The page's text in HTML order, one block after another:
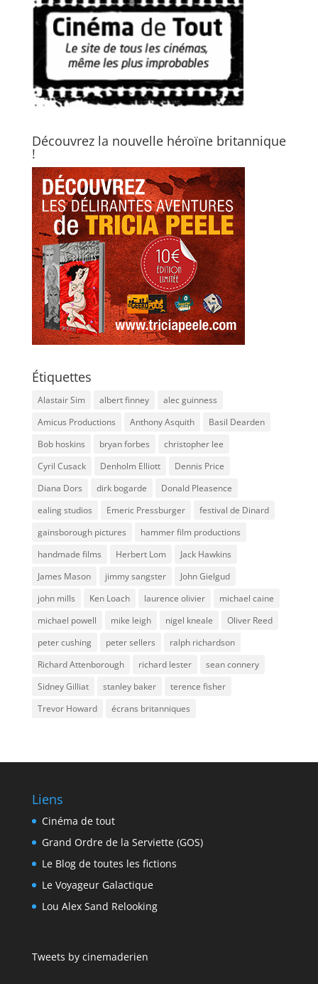
Découvrez la nouvelle héroïne britannique
!
Étiquettes
Alastair Sim albert finney
alec guinness
Amicus Productions
Anthony Asquith
Basil Dearden
Bob hoskins
bryan forbes
christopher lee
Cyril Cusack
Denholm Elliott
Dennis Price
Diana Dors
dirk bogarde
Donald Pleasence
ealing studios
Emeric Pressburger
festival de Dinard
gainsborough pictures
hammer film productions
handmade films
Herbert Lom
Jack Hawkins
James Mason
jimmy sangster
John Gielgud
john mills
Ken Loach laurence olivier
michael caine
michael powell
mike leigh nigel kneale
Oliver Reed
peter cushing
peter sellers
ralph richardson
Richard Attenborough
richard lester
sean connery
Sidney Gilliat
stanley baker
terence fisher
Trevor Howard
écrans britanniques
Liens
Cinéma de tout
Grand Ordre de la Serviette (GOS)
Le Blog de toutes les fictions
Le Voyageur Galactique
Lou Alex Sand Relooking
Tweets by cinemaderien